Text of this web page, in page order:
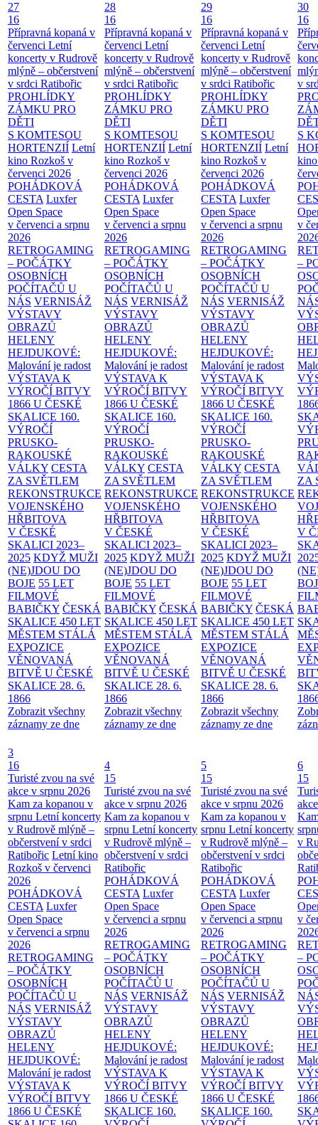
27
16
Přípravná kopaná v
červenci Letní
koncerty v Rudrově
mlýně – občerstvení
v srdci Ratibořic
PROHLÍDKY
ZÁMKU PRO
DĚTI
S KOMTESOU
HORTENZIÍ Letní
kino Rozkoš v
červenci 2026
POHÁDKOVÁ
CESTA Luxfer
Open Space
v červenci a srpnu
2026
RETROGAMING
– POČÁTKY
OSOBNÍCH
POČÍTAČŮ U
NÁS VERNISÁŽ
VÝSTAVY
OBRAZŮ
HELENY
HEJDUKOVÉ:
Malování je radost
VÝSTAVA K
VÝROČÍ BITVY
1866 U ČESKÉ
SKALICE 160.
VÝROČÍ
PRUSKO-
RAKOUSKÉ
VÁLKY CESTA
ZA SVĚTLEM
REKONSTRUKCE
VOJENSKÉHO
HŘBITOVA
V ČESKÉ
SKALICI 2023–
2025 KDYŽ MUŽI
(NE)JDOU DO
BOJE 55 LET
FILMOVÉ
BABIČKY ČESKÁ
SKALICE 450 LET
MĚSTEM STÁLÁ
EXPOZICE
VĚNOVANÁ
BITVĚ U ČESKÉ
SKALICE 28. 6.
1866
Zobrazit všechny
záznamy ze dne
28
16
Přípravná kopaná v
červenci Letní
koncerty v Rudrově
mlýně – občerstvení
v srdci Ratibořic
PROHLÍDKY
ZÁMKU PRO
DĚTI
S KOMTESOU
HORTENZIÍ Letní
kino Rozkoš v
červenci 2026
POHÁDKOVÁ
CESTA Luxfer
Open Space
v červenci a srpnu
2026
RETROGAMING
– POČÁTKY
OSOBNÍCH
POČÍTAČŮ U
NÁS VERNISÁŽ
VÝSTAVY
OBRAZŮ
HELENY
HEJDUKOVÉ:
Malování je radost
VÝSTAVA K
VÝROČÍ BITVY
1866 U ČESKÉ
SKALICE 160.
VÝROČÍ
PRUSKO-
RAKOUSKÉ
VÁLKY CESTA
ZA SVĚTLEM
REKONSTRUKCE
VOJENSKÉHO
HŘBITOVA
V ČESKÉ
SKALICI 2023–
2025 KDYŽ MUŽI
(NE)JDOU DO
BOJE 55 LET
FILMOVÉ
BABIČKY ČESKÁ
SKALICE 450 LET
MĚSTEM STÁLÁ
EXPOZICE
VĚNOVANÁ
BITVĚ U ČESKÉ
SKALICE 28. 6.
1866
Zobrazit všechny
záznamy ze dne
29
16
Přípravná kopaná v
červenci Letní
koncerty v Rudrově
mlýně – občerstvení
v srdci Ratibořic
PROHLÍDKY
ZÁMKU PRO
DĚTI
S KOMTESOU
HORTENZIÍ Letní
kino Rozkoš v
červenci 2026
POHÁDKOVÁ
CESTA Luxfer
Open Space
v červenci a srpnu
2026
RETROGAMING
– POČÁTKY
OSOBNÍCH
POČÍTAČŮ U
NÁS VERNISÁŽ
VÝSTAVY
OBRAZŮ
HELENY
HEJDUKOVÉ:
Malování je radost
VÝSTAVA K
VÝROČÍ BITVY
1866 U ČESKÉ
SKALICE 160.
VÝROČÍ
PRUSKO-
RAKOUSKÉ
VÁLKY CESTA
ZA SVĚTLEM
REKONSTRUKCE
VOJENSKÉHO
HŘBITOVA
V ČESKÉ
SKALICI 2023–
2025 KDYŽ MUŽI
(NE)JDOU DO
BOJE 55 LET
FILMOVÉ
BABIČKY ČESKÁ
SKALICE 450 LET
MĚSTEM STÁLÁ
EXPOZICE
VĚNOVANÁ
BITVĚ U ČESKÉ
SKALICE 28. 6.
1866
Zobrazit všechny
záznamy ze dne
30
16
v
S
v
–
ZA
V
3
16
Turisté zvou na své
akce v srpnu 2026
Kam za kopanou v
srpnu Letní koncerty
v Rudrově mlýně –
občerstvení v srdci
Ratibořic Letní kino
Rozkoš v červenci
2026
POHÁDKOVÁ
CESTA Luxfer
Open Space
v červenci a srpnu
2026
RETROGAMING
– POČÁTKY
OSOBNÍCH
POČÍTAČŮ U
NÁS VERNISÁŽ
VÝSTAVY
OBRAZŮ
HELENY
HEJDUKOVÉ:
Malování je radost
VÝSTAVA K
VÝROČÍ BITVY
1866 U ČESKÉ
4
15
Turisté zvou na své
akce v srpnu 2026
Kam za kopanou v
srpnu Letní koncerty
v Rudrově mlýně –
občerstvení v srdci
Ratibořic
POHÁDKOVÁ
CESTA Luxfer
Open Space
v červenci a srpnu
2026
RETROGAMING
– POČÁTKY
OSOBNÍCH
POČÍTAČŮ U
NÁS VERNISÁŽ
VÝSTAVY
OBRAZŮ
HELENY
HEJDUKOVÉ:
Malování je radost
VÝSTAVA K
VÝROČÍ BITVY
1866 U ČESKÉ
SKALICE 160.
5
15
Turisté zvou na své
akce v srpnu 2026
Kam za kopanou v
srpnu Letní koncerty
v Rudrově mlýně –
občerstvení v srdci
Ratibořic
POHÁDKOVÁ
CESTA Luxfer
Open Space
v červenci a srpnu
2026
RETROGAMING
– POČÁTKY
OSOBNÍCH
POČÍTAČŮ U
NÁS VERNISÁŽ
VÝSTAVY
OBRAZŮ
HELENY
HEJDUKOVÉ:
Malování je radost
VÝSTAVA K
VÝROČÍ BITVY
1866 U ČESKÉ
SKALICE 160.
6
15
v
v
–